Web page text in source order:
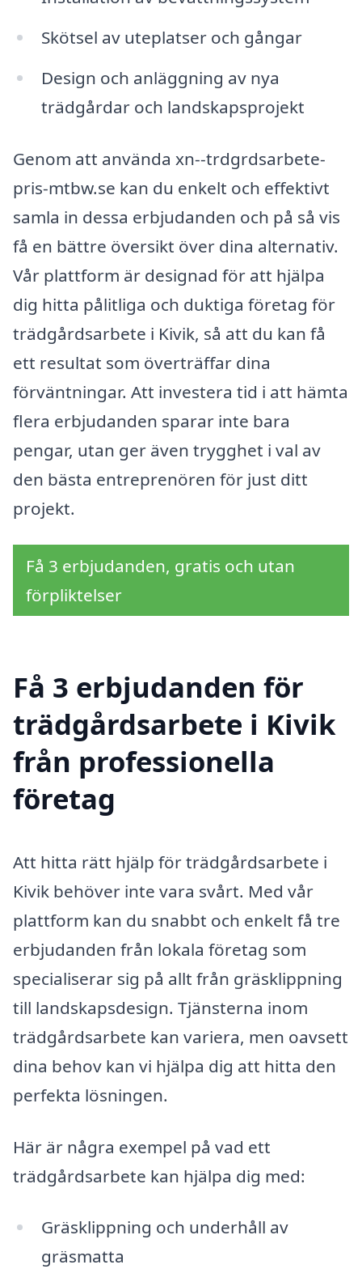
Skötsel av uteplatser och gångar
Design och anläggning av nya
trädgårdar och landskapsprojekt
Genom att använda xn--trdgrdsarbete-
pris-mtbw.se kan du enkelt och effektivt
samla in dessa erbjudanden och på så vis
få en bättre översikt över dina alternativ.
Vår plattform är designad för att hjälpa
dig hitta pålitliga och duktiga företag för
trädgårdsarbete i Kivik, så att du kan få
ett resultat som överträffar dina
förväntningar. Att investera tid i att hämta
flera erbjudanden sparar inte bara
pengar, utan ger även trygghet i val av
den bästa entreprenören för just ditt
projekt.
Få 3 erbjudanden, gratis och utan
förpliktelser
Få 3 erbjudanden för
trädgårdsarbete i Kivik
från professionella
företag
Att hitta rätt hjälp för trädgårdsarbete i
Kivik behöver inte vara svårt. Med vår
plattform kan du snabbt och enkelt få tre
erbjudanden från lokala företag som
specialiserar sig på allt från gräsklippning
till landskapsdesign. Tjänsterna inom
trädgårdsarbete kan variera, men oavsett
dina behov kan vi hjälpa dig att hitta den
perfekta lösningen.
Här är några exempel på vad ett
trädgårdsarbete kan hjälpa dig med:
Gräsklippning och underhåll av
gräsmatta